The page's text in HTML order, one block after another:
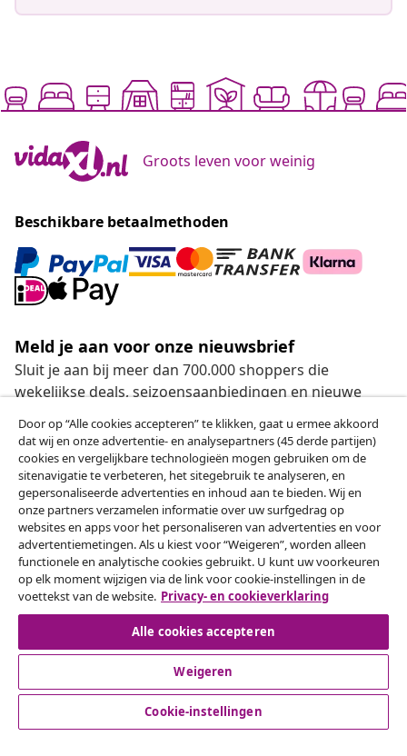
Groots leven voor weinig
Beschikbare betaalmethoden
Meld je aan voor onze nieuwsbrief
Sluit je aan bij meer dan 700.000 shoppers die
wekelijkse deals, seizoensaanbiedingen en nieuwe
Onze sociale media
Herroeping van de overeenkomst
Een annulering voor je bestelling indienen
Herroeping van de overeenkomst
Klantenservice
Door op “Alle cookies accepteren” te klikken, gaat u ermee akkoord
dat wij en onze advertentie- en analysepartners (45 derde partijen)
cookies en vergelijkbare technologieën mogen gebruiken om de
sitenavigatie te verbeteren, het sitegebruik te analyseren, en
gepersonaliseerde advertenties en inhoud aan te bieden. Wij en
onze partners verzamelen informatie over uw surfgedrag op
websites en apps voor het personaliseren van advertenties en voor
advertentiemetingen. Als u kiest voor “Weigeren”, worden alleen
functionele en analytische cookies gebruikt. U kunt uw voorkeuren
op elk moment wijzigen via de link voor cookie-instellingen in de
voettekst van de website. Privacy- en cookieverklaring
Alle cookies accepteren
Weigeren
Cookie-instellingen